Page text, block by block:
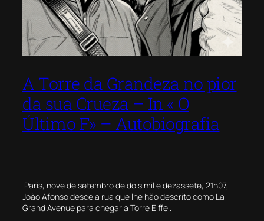
A Torre da Grandeza no pior
da sua Crueza – In « O
Último F» – Autobiografia
Paris, nove de setembro de dois mil e dezassete, 21h07,
João Afonso desce a rua que lhe hão descrito como La
Grand Avenue para chegar a Torre Eiffel.